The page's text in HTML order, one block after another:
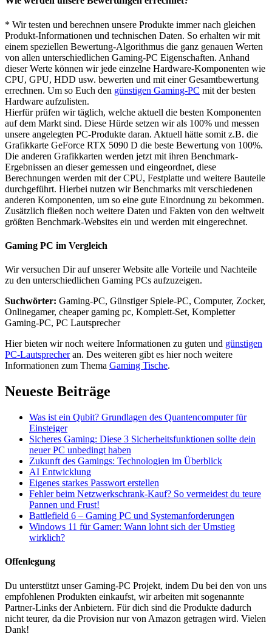
* Wir testen und berechnen unsere Produkte immer nach gleichen
Produkt-Informationen und technischen Daten. So erhalten wir mit
einem speziellen Bewertung-Algorithmus die ganz genauen Werten
von allen unterschiedlichen Gaming-PC Eigenschaften. Anhand
dieser Werte können wir jede einzelne Hardware-Komponenten wie
CPU, GPU, HDD usw. bewerten und mit einer Gesamtbewertung
errechnen. Um so Euch den günstigen Gaming-PC mit der besten
Hardware aufzulisten.
Hierfür prüfen wir täglich, welche aktuell die besten Komponenten
auf dem Markt sind. Diese Hürde setzen wir als 100% und messen
unsere angelegten PC-Produkte daran. Aktuell hätte somit z.B. die
Grafikkarte GeForce RTX 5090 D die beste Bewertung von 100%.
Die anderen Grafikkarten werden jetzt mit ihren Benchmark-
Ergebnissen an dieser gemessen und eingeordnet, diese
Berechnungen werden mit der CPU, Festplatte und weitere Bauteile
durchgeführt. Hierbei nutzen wir Benchmarks mit verschiedenen
anderen Komponenten, um so eine gute Einordnung zu bekommen.
Zusätzlich fließen noch weitere Daten und Fakten von den weltweit
größten Benchmark-Websites ein und werden mit eingerechnet.
Gaming PC im Vergleich
Wir versuchen Dir auf unserer Website alle Vorteile und Nachteile
zu den unterschiedlichen Gaming PCs aufzuzeigen.
Suchwörter: Gaming-PC, Günstiger Spiele-PC, Computer, Zocker,
Onlinegamer, cheaper gaming pc, Komplett-Set, Kompletter
Gaming-PC, PC Lautsprecher
Hier bieten wir noch weitere Informationen zu guten und günstigen
PC-Lautsprecheran. Des weiteren gibt es hier noch weitere
Informationen zum Thema Gaming Tische.
Neueste Beiträge
Was ist ein Qubit? Grundlagen des Quantencomputer für
Einsteiger
Sicheres Gaming: Diese 3 Sicherheitsfunktionen sollte dein
neuer PC unbedingt haben
Zukunft des Gamings: Technologien im Überblick
AI Entwicklung
Eigenes starkes Passwort erstellen
Fehler beim Netzwerkschrank-Kauf? So vermeidest du teure
Pannen und Frust!
Battlefield 6 – Gaming PC und Systemanforderungen
Windows 11 für Gamer: Wann lohnt sich der Umstieg
wirklich?
Offenlegung
Du unterstützt unser Gaming-PC Projekt, indem Du bei den von uns
empfohlenen Produkten einkaufst, wir arbeiten mit sogenannte
Partner-Links der Anbietern. Für dich sind die Produkte dadurch
nicht teurer, da die Provision nur von Amazon getragen wird. Vielen
Dank!